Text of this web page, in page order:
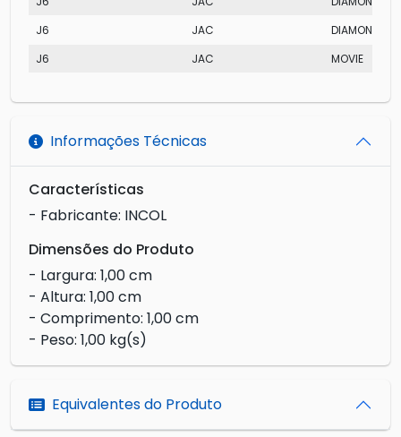
J6
JAC
DIAMOND
J6
JAC MOVIE
Informações Técnicas
Características
- Fabricante: INCOL
Dimensões do Produto
- Largura: 1,00 cm
- Altura: 1,00 cm
- Comprimento: 1,00 cm
- Peso: 1,00 kg(s)
Equivalentes do Produto